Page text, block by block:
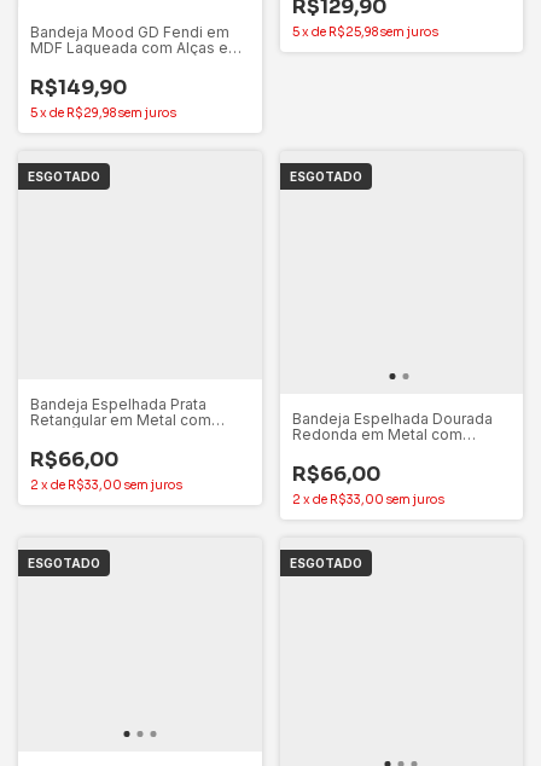
Bandeja Mood GD Fendi em
MDF Laqueada com Alças em
R$149,90
5xde R$29,98sem juros
R$129,90
5x de R$25,98sem juros
ESGOTADO
Bandeja Espelhada Prata
Retangular em Metal com
R$66,00
2 xde R$33,00 sem juros
ESGOTADO
Bandeja Espelhada Dourada
Redonda em Metal com
R$66,00
2 xde R$33,00 sem juros
ESGOTADO ESGOTADO